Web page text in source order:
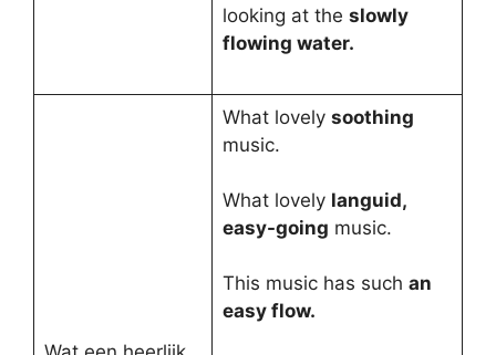
looking at the slowly
flowing water.
What lovely soothing
music.
What lovely languid,
easy-going music.
This music has such an
easy flow.